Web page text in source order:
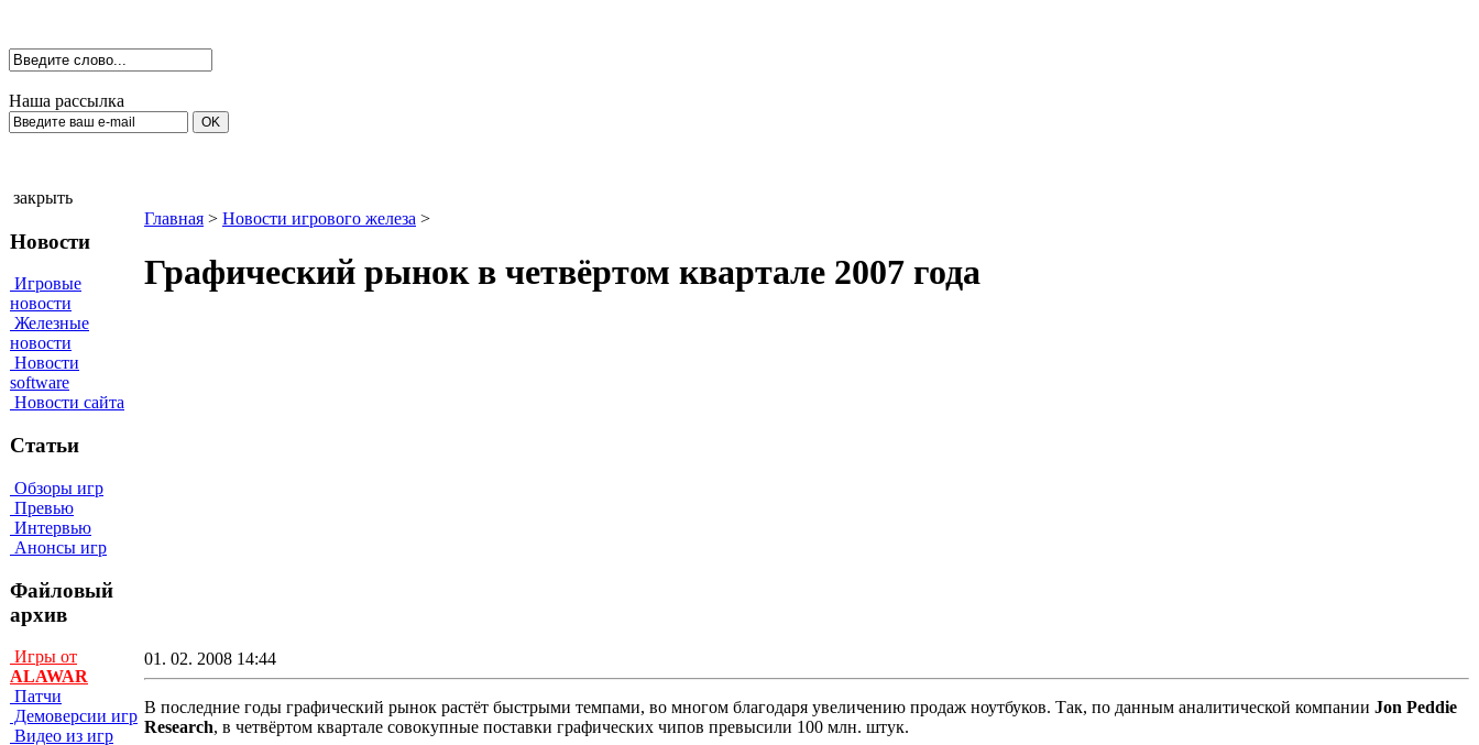
Наша рассылка
закрыть
Новости
Игровые
новости
Железные
новости
Новости
software
Новости сайта
Статьи
Обзоры игр
Превью
Интервью
Анонсы игр
Файловый
архив
Игры от
ALAWAR
Патчи
Демоверсии игр
Видео из игр
Главная > Новости игрового железа >
Графический рынок в четвёртом квартале 2007 года
01. 02. 2008 14:44
В последние годы графический рынок растёт быстрыми темпами, во многом благодаря увеличению продаж ноутбуков. Так, по данным аналитической компании Jon Peddie
Research, в четвёртом квартале совокупные поставки графических чипов превысили 100 млн. штук.